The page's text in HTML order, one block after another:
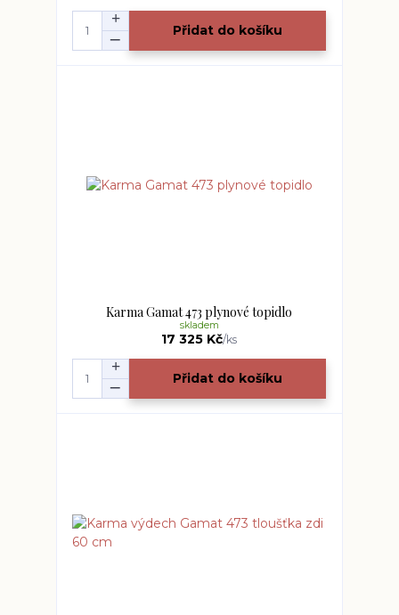
Přidat do košíku
Karma Gamat 473 plynové topidlo
17 325 Kč/ks
skladem
Přidat do košíku